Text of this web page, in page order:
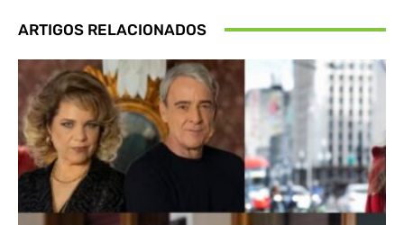
ARTIGOS RELACIONADOS